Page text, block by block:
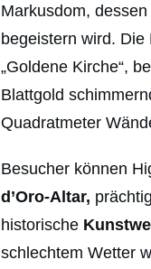
Markusdom, dessen
begeistern wird.
„Goldene Kirche“,
Blattgold
Quadratmeter
Besucher können
d’Oro-Altar,
historische
schlechtem Wetter